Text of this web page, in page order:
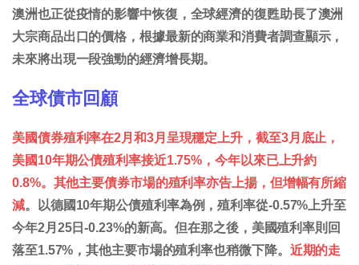
澳洲也正從疫情的影響中恢復，全球經濟的復甦助長了澳洲
大宗商品出口的價格，根據最新的商業和消費者調查顯示，
未來將出現一段強勁的經濟增長期。
全球債市回顧
美國債券殖利率在2月和3月呈現穩定上升，截至3月底止，
美國10年期公債殖利率接近1.75%，今年以來已上升約
0.8%。其他主要債券市場的殖利率亦告上揚，但增幅有所縮
減。以德國10年期公債殖利率為例，殖利率從-0.57%上升至
今年2月25日-0.23%的新高。但在那之後，美國殖利率則回
落至1.57%，其他主要市場的殖利率也稍微下降。 近期的走